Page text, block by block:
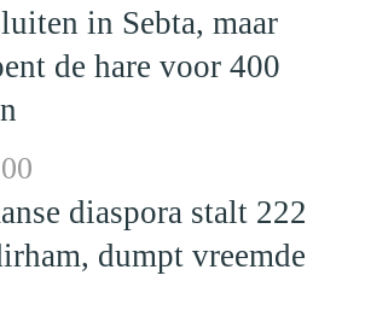
in Sebta, maar
de hare voor 400
diaspora stalt 222
dumpt vreemde